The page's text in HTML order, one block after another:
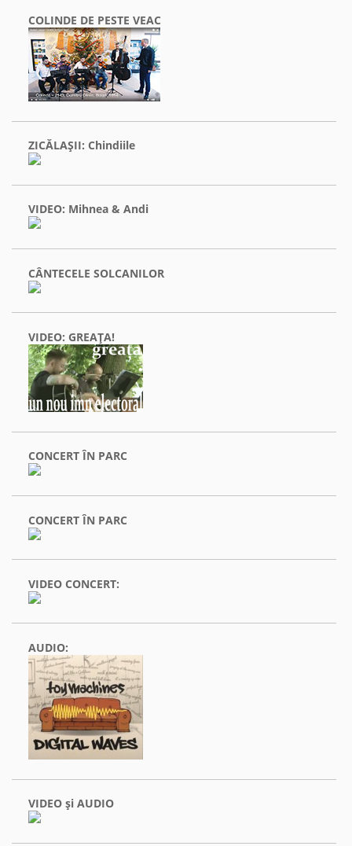
COLINDE DE PESTE VEAC
ZICĂLAŞII: Chindiile
VIDEO: Mihnea & Andi
CÂNTECELE SOLCANILOR
VIDEO: GREAŢA!
CONCERT ÎN PARC
CONCERT ÎN PARC
VIDEO CONCERT:
AUDIO:
VIDEO şi AUDIO